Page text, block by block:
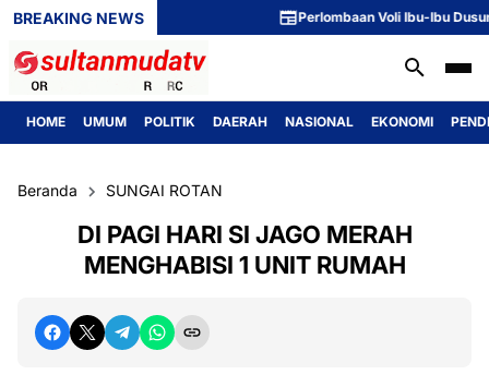
BREAKING NEWS Perlombaan Voli Ibu-Ibu Dusun 1
HOME UMUM POLITIK DAERAH NASIONAL EKONOMI
Beranda SUNGAI ROTAN
DI PAGI HARI SI JAGO MERAH
MENGHABISI 1 UNIT RUMAH